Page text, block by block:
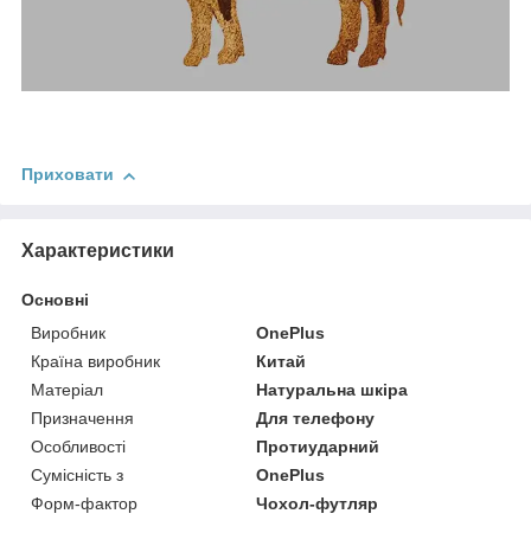
Приховати
Характеристики
Основні
Виробник
OnePlus
Країна виробник
Китай
Матеріал
Натуральна шкіра
Призначення
Для телефону
Особливості
Протиударний
Сумісність з
OnePlus
Форм-фактор
Чохол-футляр